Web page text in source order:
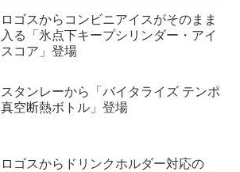
ロゴスからコンビニアイスがそのまま
入る「氷点下キープシリンダー・アイ
スコア」登場
スタンレーから「バイタライズ テンポ
真空断熱ボトル」登場
ロゴスからドリンクホルダー対応の